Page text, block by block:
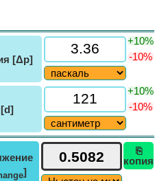
[Δp]
+10%
-10%
+10%
-10%
]
⎘
копия